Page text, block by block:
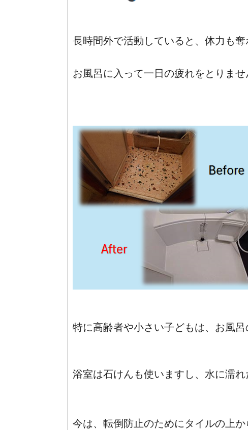
長時間外で活動していると、体力も奪
お風呂に入って一日の疲れをとりませ
特に高齢者や小さい子どもは、お風呂
浴室は石けんも使いますし、水に濡
今は、転倒防止のためにタイルの上